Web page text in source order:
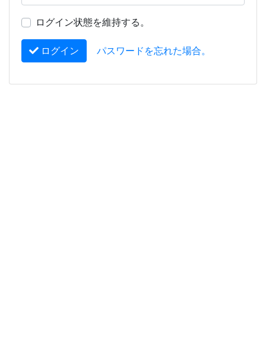
ログイン状態を維持する。
ログイン パスワードを忘れた場合。